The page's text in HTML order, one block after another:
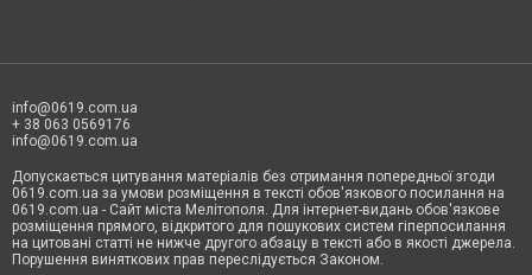
info@0619.com.ua
+ 38 063 0569176
info@0619.com.ua
Допускається цитування матеріалів без отримання попередньої згоди
0619.com.ua за умови розміщення в тексті обов'язкового посилання на
0619.com.ua - Сайт міста Мелітополя. Для інтернет-видань обов'язкове
розміщення прямого, відкритого для пошукових систем гіперпосилання
на цитовані статті не нижче другого абзацу в тексті або в якості джерела.
Порушення виняткових прав переслідується Законом.